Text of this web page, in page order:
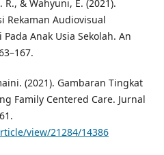
& Wahyuni, E. (2021).
Rekaman Audiovisual
Anak Usia Sekolah. An
(2021). Gambaran Tingkat
Family Centered Care. Jurnal
view/21284/14386